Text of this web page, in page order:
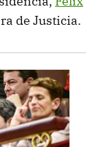
de Justicia.